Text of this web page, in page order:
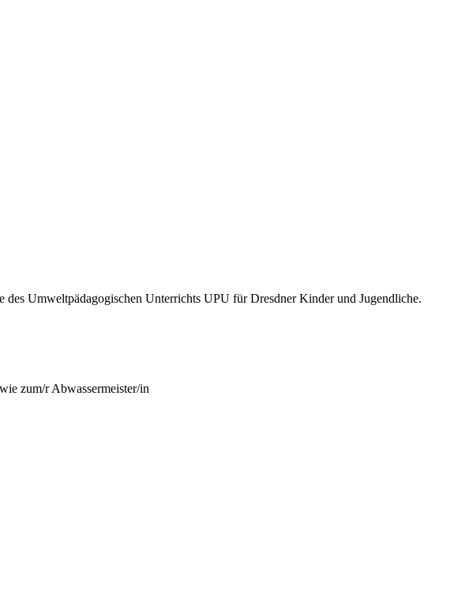
Umweltpädagogischen Unterrichts UPU für Dresdner Kinder und Jugendliche.
zum/r Abwassermeister/in